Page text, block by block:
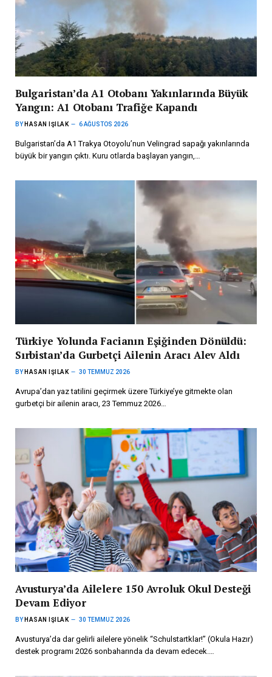
Bulgaristan’da A1 Otobanı Yakınlarında Büyük
Yangın: A1 Otobanı Trafiğe Kapandı
BY HASAN IŞILAK 6 AĞUSTOS 2026
Bulgaristan’da A1 Trakya Otoyolu’nun Velingrad sapağı yakınlarında
büyük bir yangın çıktı. Kuru otlarda başlayan yangın,…
Türkiye Yolunda Facianın Eşiğinden Dönüldü:
Sırbistan’da Gurbetçi Ailenin Aracı Alev Aldı
BY HASAN IŞILAK 30 TEMMUZ 2026
Avrupa’dan yaz tatilini geçirmek üzere Türkiye’ye gitmekte olan
gurbetçi bir ailenin aracı, 23 Temmuz 2026…
Avusturya’da Ailelere 150 Avroluk Okul Desteği
Devam Ediyor
BY HASAN IŞILAK 30 TEMMUZ 2026
Avusturya’da dar gelirli ailelere yönelik “Schulstartklar!” (Okula Hazır)
destek programı 2026 sonbaharında da devam edecek.…